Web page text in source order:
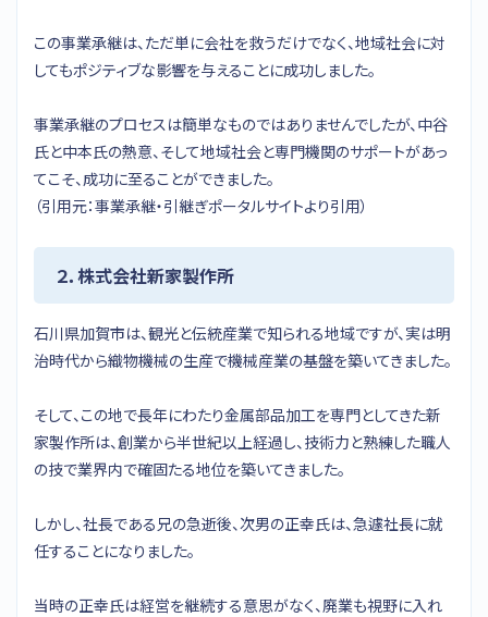
この事業承継は、ただ単に会社を救うだけでなく、地域社会に対
してもポジティブな影響を与えることに成功しました。
事業承継のプロセスは簡単なものではありませんでしたが、中谷
氏と中本氏の熱意、そして地域社会と専門機関のサポートがあっ
てこそ、成功に至ることができました。
（引用元：事業承継・引継ぎポータルサイトより引用）
２．株式会社新家製作所
石川県加賀市は、観光と伝統産業で知られる地域ですが、実は明
治時代から織物機械の生産で機械産業の基盤を築いてきました。
そして、この地で長年にわたり金属部品加工を専門としてきた新
家製作所は、創業から半世紀以上経過し、技術力と熟練した職人
の技で業界内で確固たる地位を築いてきました。
しかし、社長である兄の急逝後、次男の正幸氏は、急遽社長に就
任することになりました。
当時の正幸氏は経営を継続する意思がなく、廃業も視野に入れ